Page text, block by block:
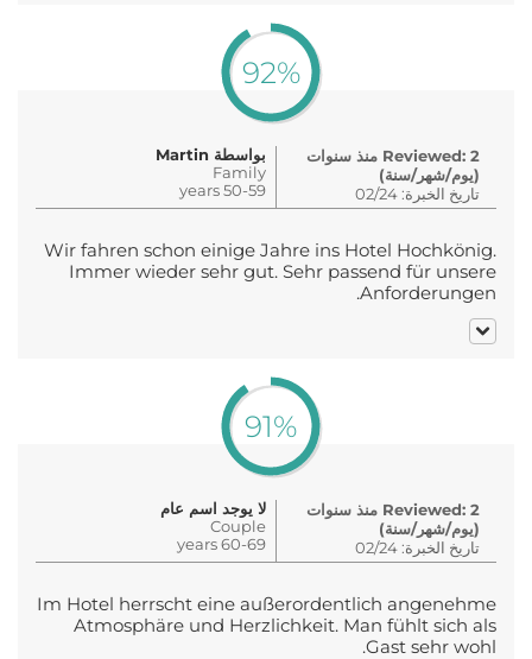
92%
بواسطة Martin
Family
50-59 years
Reviewed: 2 منذ سنوات
(يوم/شهر/سنة)
تاريخ الخبرة: 02/24
Wir fahren schon einige Jahre ins Hotel Hochkönig.
Immer wieder sehr gut. Sehr passend für unsere
Anforderungen.
91%
لا يوجد اسم عام
Couple
60-69 years
Reviewed: 2 منذ سنوات
(يوم/شهر/سنة)
تاريخ الخبرة: 02/24
Im Hotel herrscht eine außerordentlich angenehme
Atmosphäre und Herzlichkeit. Man fühlt sich als
Gast sehr wohl.